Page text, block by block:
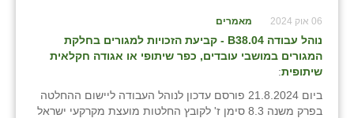
06 אוק 2024 מאמרים
נוהל עבודה B 38.04 - קביעת הזכויות למגורים בחלקת
המגורים במושבי עובדים, כפר שיתופי או אגודה חקלאית
שיתופית:
ביום 21.8.2024 פורסם עדכון לנוהל העבודה ליישום ההחלטה
בפרק משנה 8.3 סימן ז' לקובץ החלטות מועצת מקרקעי ישראל
ניר צבי
עין חצבה
עין תמר